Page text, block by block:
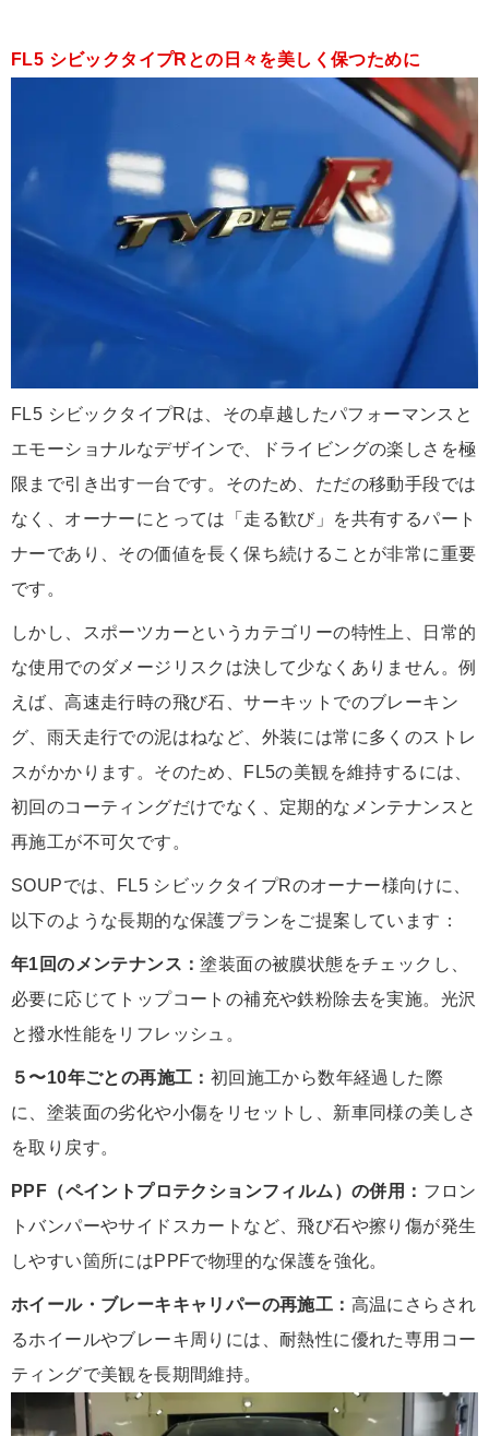
FL5 シビックタイプRとの日々を美しく保つために
FL5 シビックタイプRは、その卓越したパフォーマンスと
エモーショナルなデザインで、ドライビングの楽しさを極
限まで引き出す一台です。そのため、ただの移動手段では
なく、オーナーにとっては「走る歓び」を共有するパート
ナーであり、その価値を長く保ち続けることが非常に重要
です。
しかし、スポーツカーというカテゴリーの特性上、日常的
な使用でのダメージリスクは決して少なくありません。例
えば、高速走行時の飛び石、サーキットでのブレーキン
グ、雨天走行での泥はねなど、外装には常に多くのストレ
スがかかります。そのため、FL5の美観を維持するには、
初回のコーティングだけでなく、定期的なメンテナンスと
再施工が不可欠です。
SOUPでは、FL5 シビックタイプRのオーナー様向けに、
以下のような長期的な保護プランをご提案しています：
年1回のメンテナンス：塗装面の被膜状態をチェックし、
必要に応じてトップコートの補充や鉄粉除去を実施。光沢
と撥水性能をリフレッシュ。
５〜10年ごとの再施工： 初回施工から数年経過した際
に、塗装面の劣化や小傷をリセットし、新車同様の美しさ
を取り戻す。
PPF（ペイントプロテクションフィルム）の併用： フロン
トバンパーやサイドスカートなど、飛び石や擦り傷が発生
しやすい箇所にはPPFで物理的な保護を強化。
ホイール・ブレーキキャリパーの再施工： 高温にさらされ
るホイールやブレーキ周りには、耐熱性に優れた専用コー
ティングで美観を長期間維持。